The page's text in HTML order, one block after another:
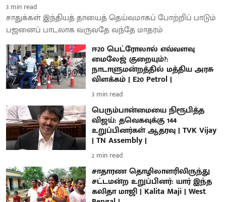
3 min read
சாதுக்கள் இந்தியத் தாயைத் தெய்வமாகப் போற்றிப் பாடும்
பஜனைப் பாடலாக வருவதே வந்தே மாதரம்
ஈ20 பெட்ரோலால் எவ்வளவு
மைலேஜ் குறையும்?:
நாடாளுமன்றத்தில் மத்திய அரசு
விளக்கம் | E20 Petrol |
3 min read
பெரும்பான்மையை நிரூபித்த
விஜய்: தவெகவுக்கு 144
உறுப்பினர்கள் ஆதரவு | TVK Vijay
| TN Assembly |
2 min read
சாதாரண தொழிலாளரிலிருந்து
சட்டமன்ற உறுப்பினர்: யார் இந்த
கலிதா மாஜி | Kalita Maji | West